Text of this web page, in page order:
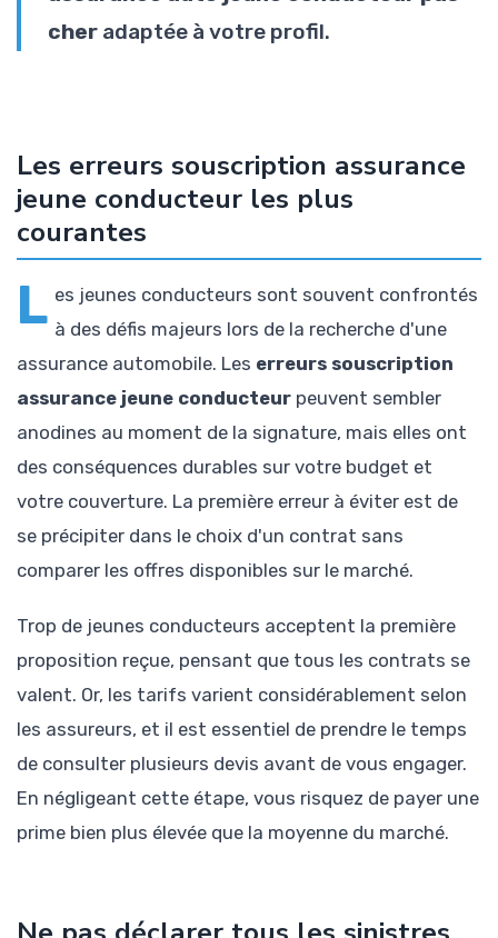
cher adaptée à votre profil.
Les erreurs souscription assurance
jeune conducteur les plus
courantes
L es jeunes conducteurs sont souvent confrontés
à des défis majeurs lors de la recherche d'une
assurance automobile. Les erreurs souscription
assurance jeune conducteur peuvent sembler
anodines au moment de la signature, mais elles ont
des conséquences durables sur votre budget et
votre couverture. La première erreur à éviter est de
se précipiter dans le choix d'un contrat sans
comparer les offres disponibles sur le marché.
Trop de jeunes conducteurs acceptent la première
proposition reçue, pensant que tous les contrats se
valent. Or, les tarifs varient considérablement selon
les assureurs, et il est essentiel de prendre le temps
de consulter plusieurs devis avant de vous engager.
En négligeant cette étape, vous risquez de payer une
prime bien plus élevée que la moyenne du marché.